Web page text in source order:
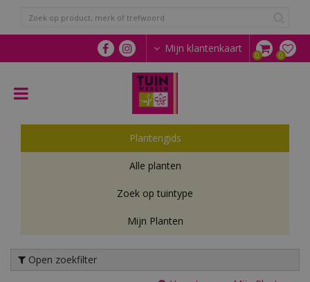
n
a
Mijn klantenkaart
Plantengids
Alle planten
Zoek op tuintype
Mijn Planten
Open zoekfilter